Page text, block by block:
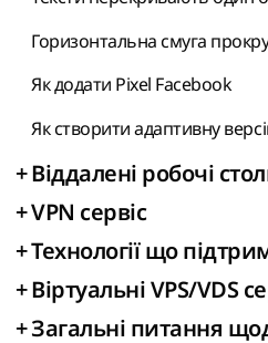
Горизонтальна смуга
Як додати Pixel Facebook
Як створити адаптивну
+Віддалені робочі
+VPN сервіс
+Технології що
+Віртуальні VPS/VDS
+Загальні питання